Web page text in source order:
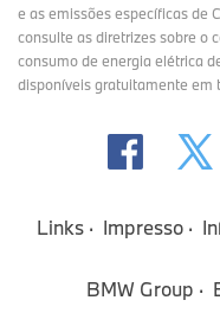
e as emissões específicas de
consulte as diretrizes sobre o
consumo de energia elétrica
disponíveis gratuitamente em
Links Impresso
BMW Group